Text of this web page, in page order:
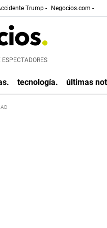
Trump - Negocios.com -
tecnología. últimas